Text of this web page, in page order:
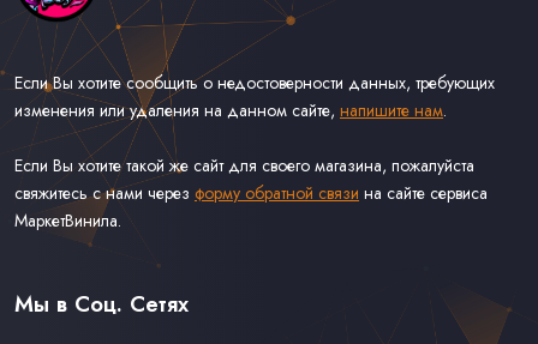
Если Вы хотите сообщить о недостоверности данных, требующих
изменения или удаления на данном сайте, напишите нам.
Если Вы хотите такой же сайт для своего магазина, пожалуйста
свяжитесь с нами через форму обратной связи на сайте сервиса
МаркетВинила.
Каталог Музыки на Виниле В Наличии
Доставка и Оплата
Мы в Соц. Сетях